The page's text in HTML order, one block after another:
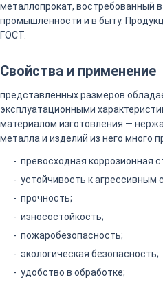
металлопрокат, востребованный
промышленности и в быту.
ГОСТ.
Свойства и применение
представленных размеров
эксплуатационными
материалом изготовления —
металла и изделий из него много
превосходная коррозионная
устойчивость к агрессивным
прочность;
износостойкость;
пожаробезопасность;
экологическая безопасность;
удобство в обработке;